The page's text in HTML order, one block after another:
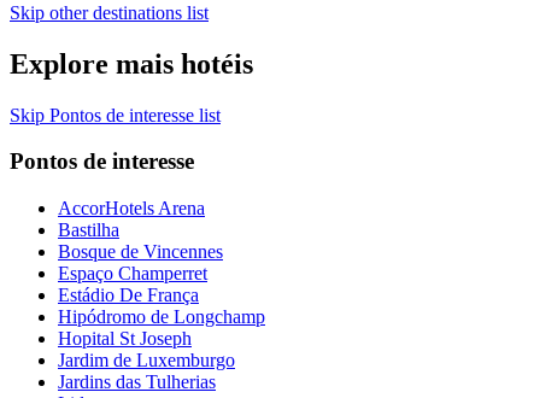
Skip other destinations list
Explore mais hotéis
Skip Pontos de interesse list
Pontos de interesse
AccorHotels Arena
Bastilha
Bosque de Vincennes
Espaço Champerret
Estádio De França
Hipódromo de Longchamp
Hopital St Joseph
Jardim de Luxemburgo
Jardins das Tulherias